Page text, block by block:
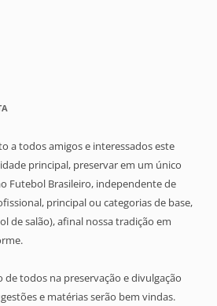
a todos amigos e interessados este
principal, preservar em um único
Futebol Brasileiro, independente de
principal ou categorias de base,
de salão), afinal nossa tradição em
todos na preservação e divulgação
e matérias serão bem vindas.